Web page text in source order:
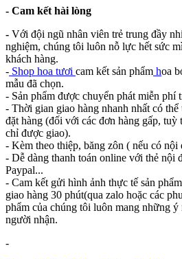
- Cam kết hài lòng
- Với đội ngũ nhân viên trẻ trung đầy
nghiệm, chúng tôi luôn nỗ lực hết sức
khách hàng.
- Shop hoa tươi cam kết sản phẩm hoa
mẫu đã chọn.
- Sản phẩm được chuyển phát miễn phí
- Thời gian giao hàng nhanh nhất có
đặt hàng (đối với các đơn hàng gấp, tuỳ
chỉ được giao).
- Kèm theo thiệp, băng zôn ( nếu có nội
- Dễ dàng thanh toán online với thẻ nội
Paypal...
- Cam kết gửi hình ảnh thực tế sản
giao hàng 30 phút(qua zalo hoặc các
phẩm của chúng tôi luôn mang những
người nhận.
-